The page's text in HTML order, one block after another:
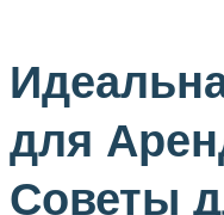
для
Советы